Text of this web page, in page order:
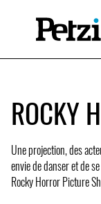
ROCKY
Une projection, des
envie de danser et de
Rocky Horror Picture